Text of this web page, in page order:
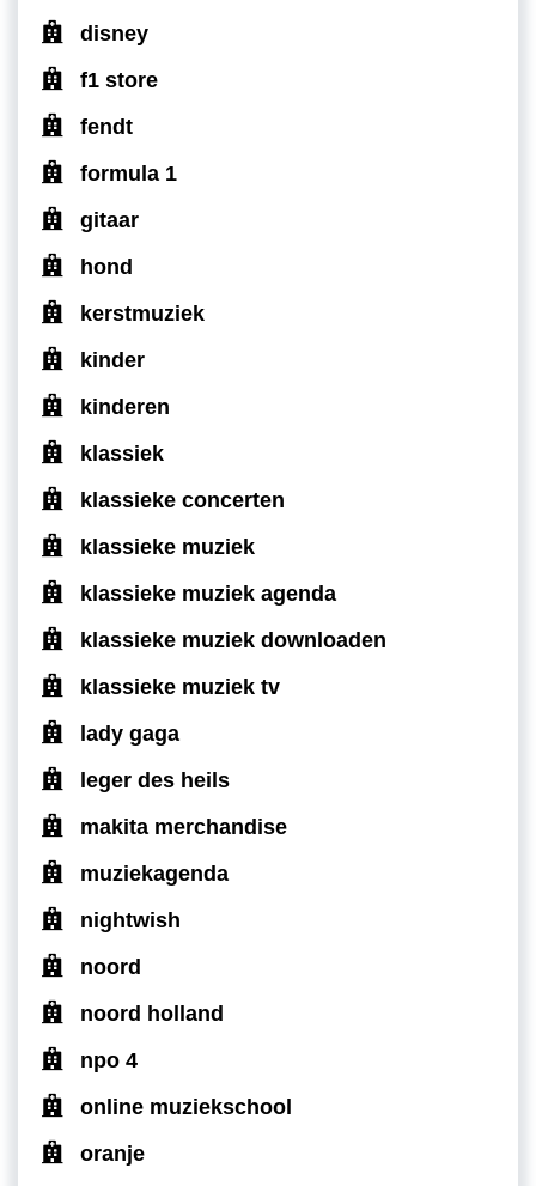
disney
f1 store
fendt
formula 1
gitaar
hond
kerstmuziek
kinder
kinderen
klassiek
klassieke concerten
klassieke muziek
klassieke muziek agenda
klassieke muziek downloaden
klassieke muziek tv
lady gaga
leger des heils
makita merchandise
muziekagenda
nightwish
noord
noord holland
npo 4
online muziekschool
oranje